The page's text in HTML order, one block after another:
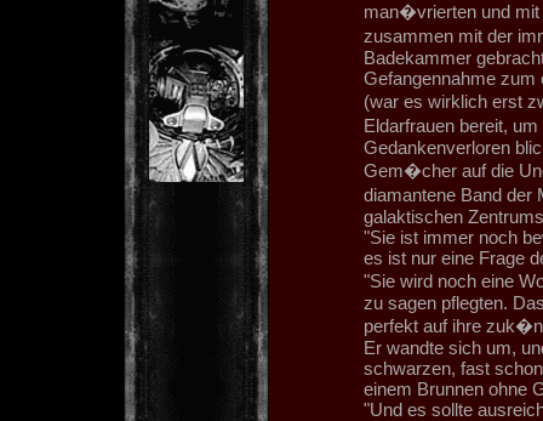
man�vrierten und mit
zusammen mit der
Badekammer
Gefangennahme zum
(war es wirklich erst
Eldarfrauen bereit,
Gedankenverloren
Gem�cher auf die
diamantene Band der
galaktischen
"Sie ist immer noch
es ist nur eine Frage
"Sie wird noch eine
zu sagen pflegten.
perfekt auf ihre
Er wandte sich um,
schwarzen, fast
einem Brunnen ohne
"Und es sollte